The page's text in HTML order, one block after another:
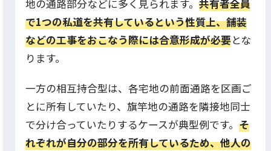
地の通路部分などに多く見られます。 共有者全員
で1つの私道を共有しているという性質上、舗装
などの工事をおこなう際には合意形成が必要とな
ります。
一方の相互持合型は、各宅地の前面通路を区画ご
とに所有していたり、旗竿地の通路を隣接地同士
で分け合っていたりするケースが典型例です。 そ
れぞれが自分の部分を所有しているため、他人の